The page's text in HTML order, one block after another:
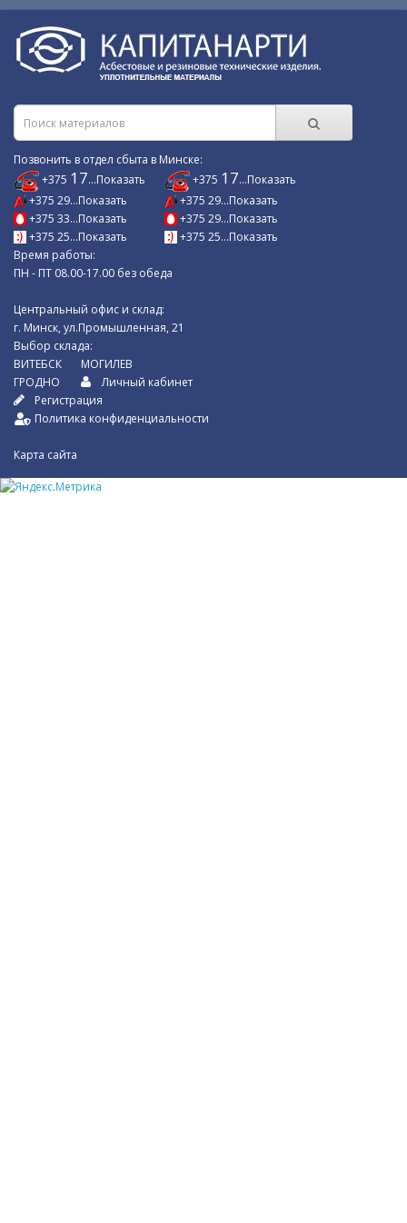
Позвонить в отдел сбыта в Минске:
+375 17...Показать
+375 29...Показать
+375 33...Показать
+375 25...Показать
+375 17...Показать
+375 29...Показать
+375 29...Показать
+375 25...Показать
Время работы:
ПН - ПТ 08.00-17.00 без обеда
Центральный офис и склад:
г. Минск, ул.Промышленная, 21
Выбор склада:
ВИТЕБСК
ГРОДНО
МОГИЛЕВ
Личный кабинет
Регистрация
Политика конфиденциальности
Карта сайта